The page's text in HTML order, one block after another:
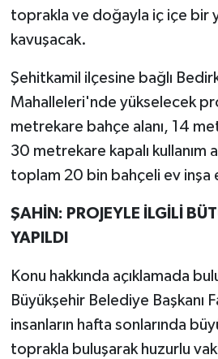
toprakla ve doğayla iç içe bir
kavuşacak.
Şehitkamil ilçesine bağlı
Mahalleleri'nde yükselecek
metrekare bahçe alanı, 14
30 metrekare kapalı kullanım
toplam 20 bin bahçeli ev inşa
ŞAHİN: PROJEYLE İLGİLİ
YAPILDI
Konu hakkında açıklamada
Büyükşehir Belediye Başkanı
insanların hafta sonlarında
toprakla buluşarak huzurlu